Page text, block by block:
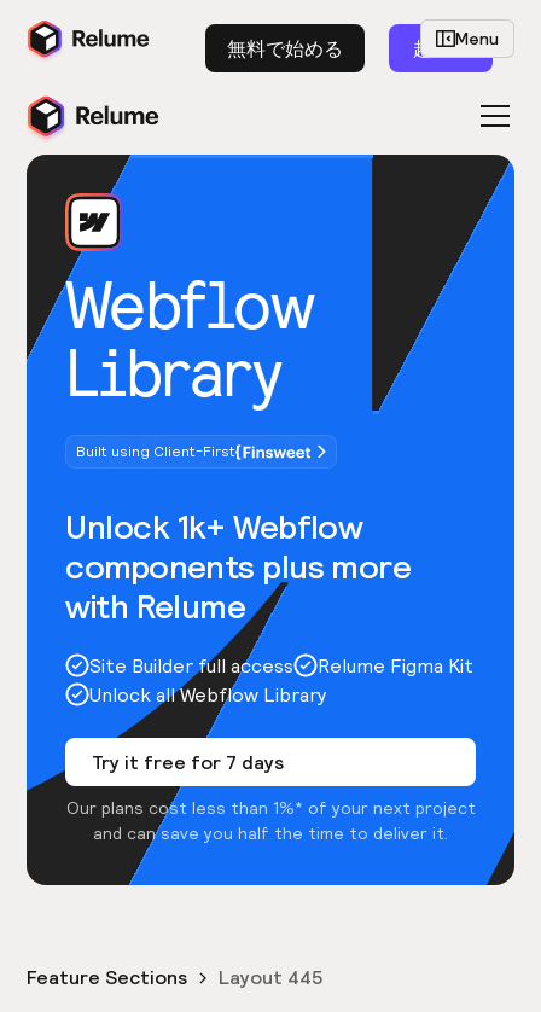
無料で始める 起動
Webflow
Library
Built using Client-First
Unlock 1k+ Webflow
components plus more
with Relume
Site Builder full access
Relume Figma Kit
Unlock all Webflow Library
Try it free for 7 days
Our plans cost less than 1%* of your next project
and can save you half the time to deliver it.
Menu
Feature Sections Layout 445